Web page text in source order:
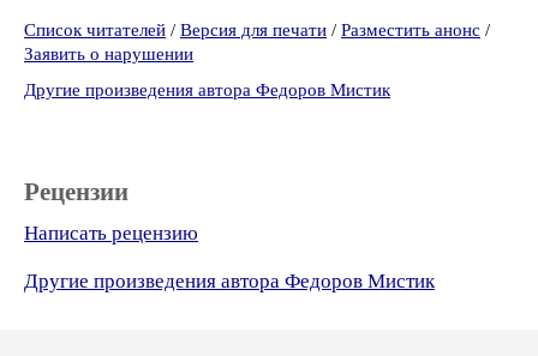
Список читателей / Версия для печати / Разместить анонс /
Заявить о нарушении
Другие произведения автора Федоров Мистик
Рецензии
Написать рецензию
Другие произведения автора Федоров Мистик